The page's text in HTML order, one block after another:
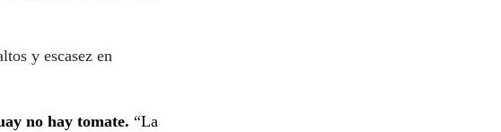
y escasez en
no hay tomate. “La